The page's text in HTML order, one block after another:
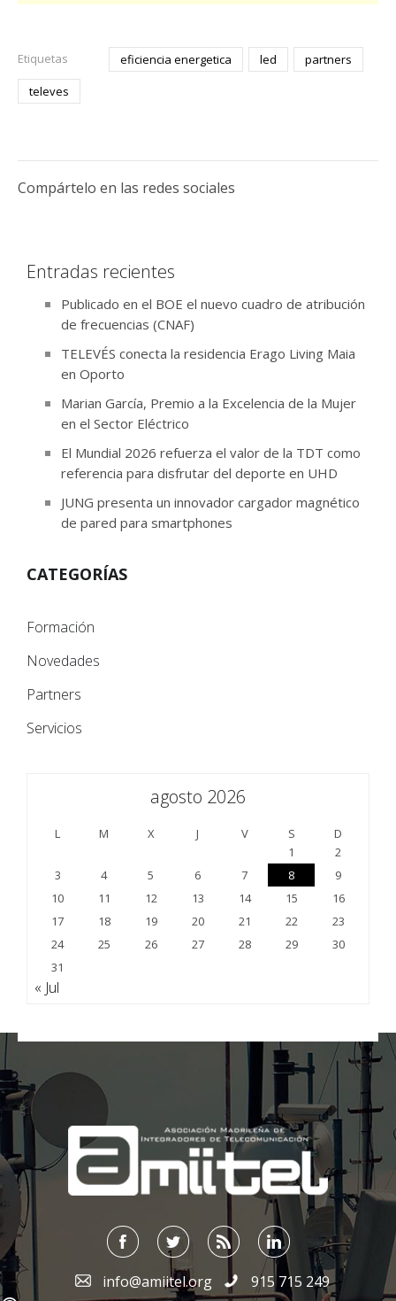
Etiquetas eficiencia energetica led
partners
televes
Compártelo en las redes sociales
Entradas recientes
Publicado en el BOE el nuevo cuadro de atribución
de frecuencias (CNAF)
TELEVÉS conecta la residencia Erago Living Maia
en Oporto
Marian García, Premio a la Excelencia de la Mujer
en el Sector Eléctrico
El Mundial 2026 refuerza el valor de la TDT como
referencia para disfrutar del deporte en UHD
JUNG presenta un innovador cargador magnético
de pared para smartphones
CATEGORÍAS
Formación
Novedades
Partners
Servicios
agosto 2026
L M X J V S
D
1
2
3
4 5 6 7 8
9
10
11 12 13 14 15
16
17
18 19 20 21 22
23
24
25 26 27 28 29
30
31
« Jul
;
info@amiitel.org 915 715 249